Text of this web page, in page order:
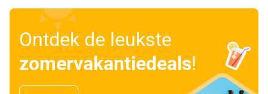
Ontdek de leukste
zomervakantiedeals!